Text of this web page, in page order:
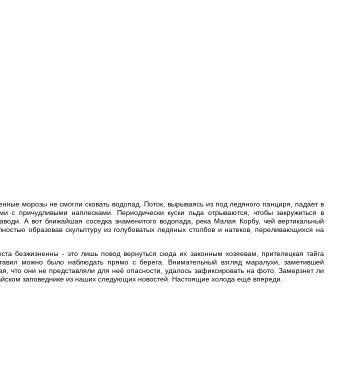
морозы не смогли сковать водопад. Поток, вырываясь из под ледяного панциря, падает в
причудливыми наплесками. Периодически куски льда отрываются, чтобы закружиться в
А вот ближайшая соседка знаменитого водопада, река Малая Корбу, чей вертикальный
образовав скульптуру из голубоватых ледяных столбов и натеков, переливающихся на
безжизненны - это лишь повод вернуться сюда их законным хозяевам, прителецкая тайга
можно было наблюдать прямо с берега. Внимательный взгляд маралухи, заметившей
что они не представляли для неё опасности, удалось зафиксировать на фото. Замерзнет ли
заповеднике из наших следующих новостей. Настоящие холода ещё впереди.